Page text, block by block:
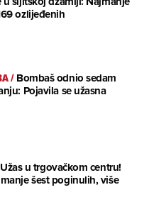
ozlijeđenih
/Bombaš odnio sedam
Pojavila se užasna
Užas u trgovačkom centru!
šest poginulih, više